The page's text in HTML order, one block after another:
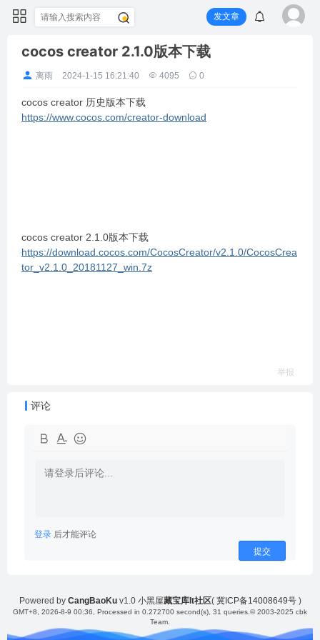
发文章
cocos creator 2.1.0版本下载
离雨 2024-1-15 16:21:40 4095 0
cocos creator 历史版本下载
https://www.cocos.com/creator-download
cocos creator 2.1.0版本下载
https://download.cocos.com/CocosCreator/v2.1.0/CocosCrea
tor_v2.1.0_20181127_win.7z
举报
评论
登录 后才能评论
提交
Powered by CangBaoKu v1.0 小黑屋藏宝库It社区( 冀ICP备14008649号)
GMT+8, 2026-8-9 00:36 , Processed in 0.272700 second(s), 31 queries. © 2003-2025 cbk
Team.